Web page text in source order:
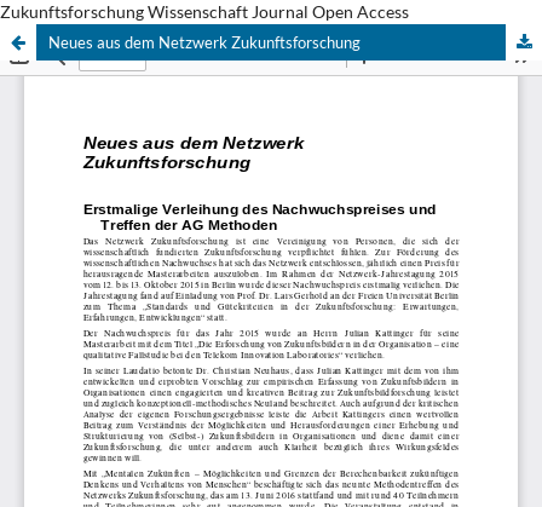
Zukunftsforschung Wissenschaft Journal Open Access
Neues aus dem Netzwerk Zukunftsforschung